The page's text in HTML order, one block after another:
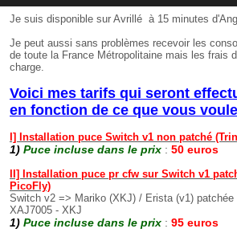
Je suis disponible sur Avrillé à 15 minutes
Je peut aussi sans problèmes recevoir les
de toute la France Métropolitaine mais les frais
charge.
Voici mes tarifs qui seront
en fonction de ce que vous
I] Installation puce Switch v1 non patché
1) Puce incluse dans le prix : 50 euros
II] Installation puce pr cfw sur Switch v1
PicoFly)
Switch v2 => Mariko (XKJ) / Erista (v1)
XAJ7005 - XKJ
1) Puce incluse dans le prix : 95 euros